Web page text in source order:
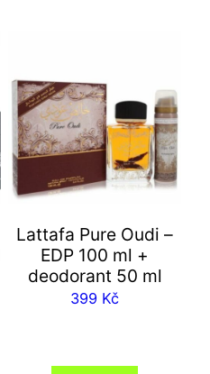
Lattafa Pure Oudi –
EDP 100 ml +
deodorant 50 ml
399 Kč